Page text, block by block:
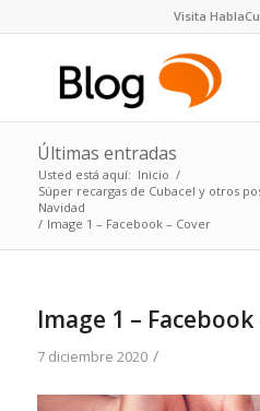
Visita
Últimas entradas
Usted está aquí: Inicio /
Súper recargas de Cubacel y otros
Navidad
/ Image 1 – Facebook – Cover
Image 1 – Facebook
7 diciembre 2020 /